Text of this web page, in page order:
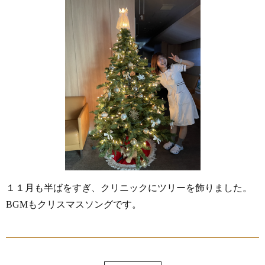
１１月も半ばをすぎ、クリニックにツリーを飾りました。
BGMもクリスマスソングです。